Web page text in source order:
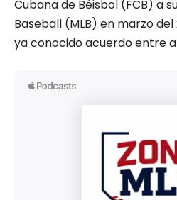
Cubana de Béisbol (FCB) a
Baseball (MLB) en marzo
ya conocido acuerdo entre